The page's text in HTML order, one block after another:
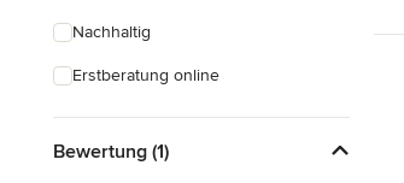
Nachhaltig
Erstberatung online
Bewertung (1)